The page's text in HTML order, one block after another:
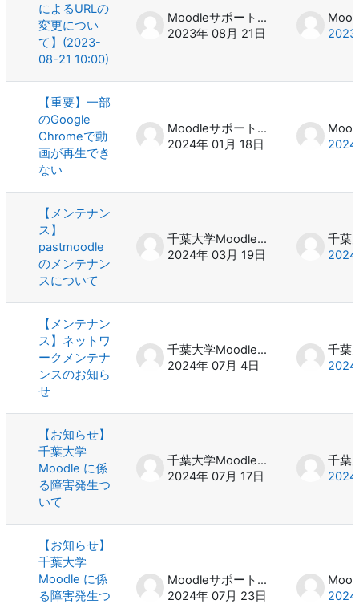
によるURLの
変更につい
て】(2023-
08-21 10:00)
Moodleサポート スタッフ
2023年 08月 21日
2023
【重要】一部
のGoogle
Chromeで動
画が再生でき
ない
Moodleサポート スタッフ
2024年 01月 18日
2024
【メンテナン
ス】
pastmoodle
のメンテナン
スについて
千葉大学Moodle 管理者
2024年 03月 19日
2024
【メンテナン
ス】ネットワ
ークメンテナ
ンスのお知ら
せ
千葉大学Moodle 管理者
2024年 07月 4日
2024
【お知らせ】
千葉大学
Moodle に係
る障害発生つ
いて
千葉大学Moodle 管理者
2024年 07月 17日
2024
【お知らせ】
千葉大学
Moodle に係
る障害発生つ
Moodleサポート スタッフ
2024年 07月 23日
2024